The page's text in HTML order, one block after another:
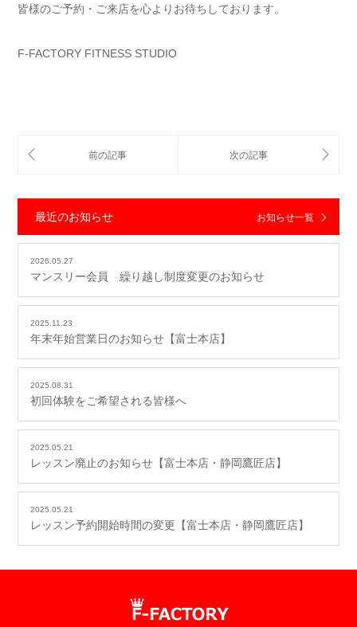
皆様のご予約・ご来店を心よりお待ちしております。
F-FACTORY FITNESS STUDIO
最近のお知らせ お知らせ一覧
2026.05.27
マンスリー会員 繰り越し制度変更のお知らせ
2025.11.23
年末年始営業日のお知らせ【富士本店】
2025.08.31
初回体験をご希望される皆様へ
2025.05.21
レッスン廃止のお知らせ【富士本店・静岡鷹匠店】
2025.05.21
レッスン予約開始時間の変更【富士本店・静岡鷹匠店】